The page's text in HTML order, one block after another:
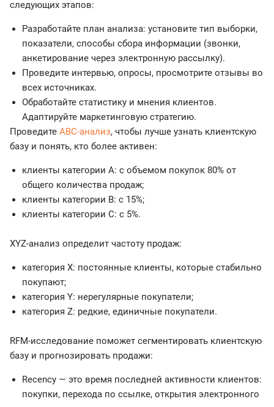
следующих этапов:
Разработайте план анализа: установите тип выборки,
показатели, способы сбора информации (звонки,
анкетирование через электронную рассылку).
Проведите интервью, опросы, просмотрите отзывы во
всех источниках.
Обработайте статистику и мнения клиентов.
Адаптируйте маркетинговую стратегию.
Проведите ABC-анализ, чтобы лучше узнать клиентскую
базу и понять, кто более активен:
клиенты категории А: с объемом покупок 80% от
общего количества продаж;
клиенты категории В: с 15%;
клиенты категории С: с 5%.
XYZ-анализ определит частоту продаж:
категория X: постоянные клиенты, которые стабильно
покупают;
категория Y: нерегулярные покупатели;
категория Z: редкие, единичные покупатели.
RFM-исследование поможет сегментировать клиентскую
базу и прогнозировать продажи:
Recency — это время последней активности клиентов:
покупки, перехода по ссылке, открытия электронного